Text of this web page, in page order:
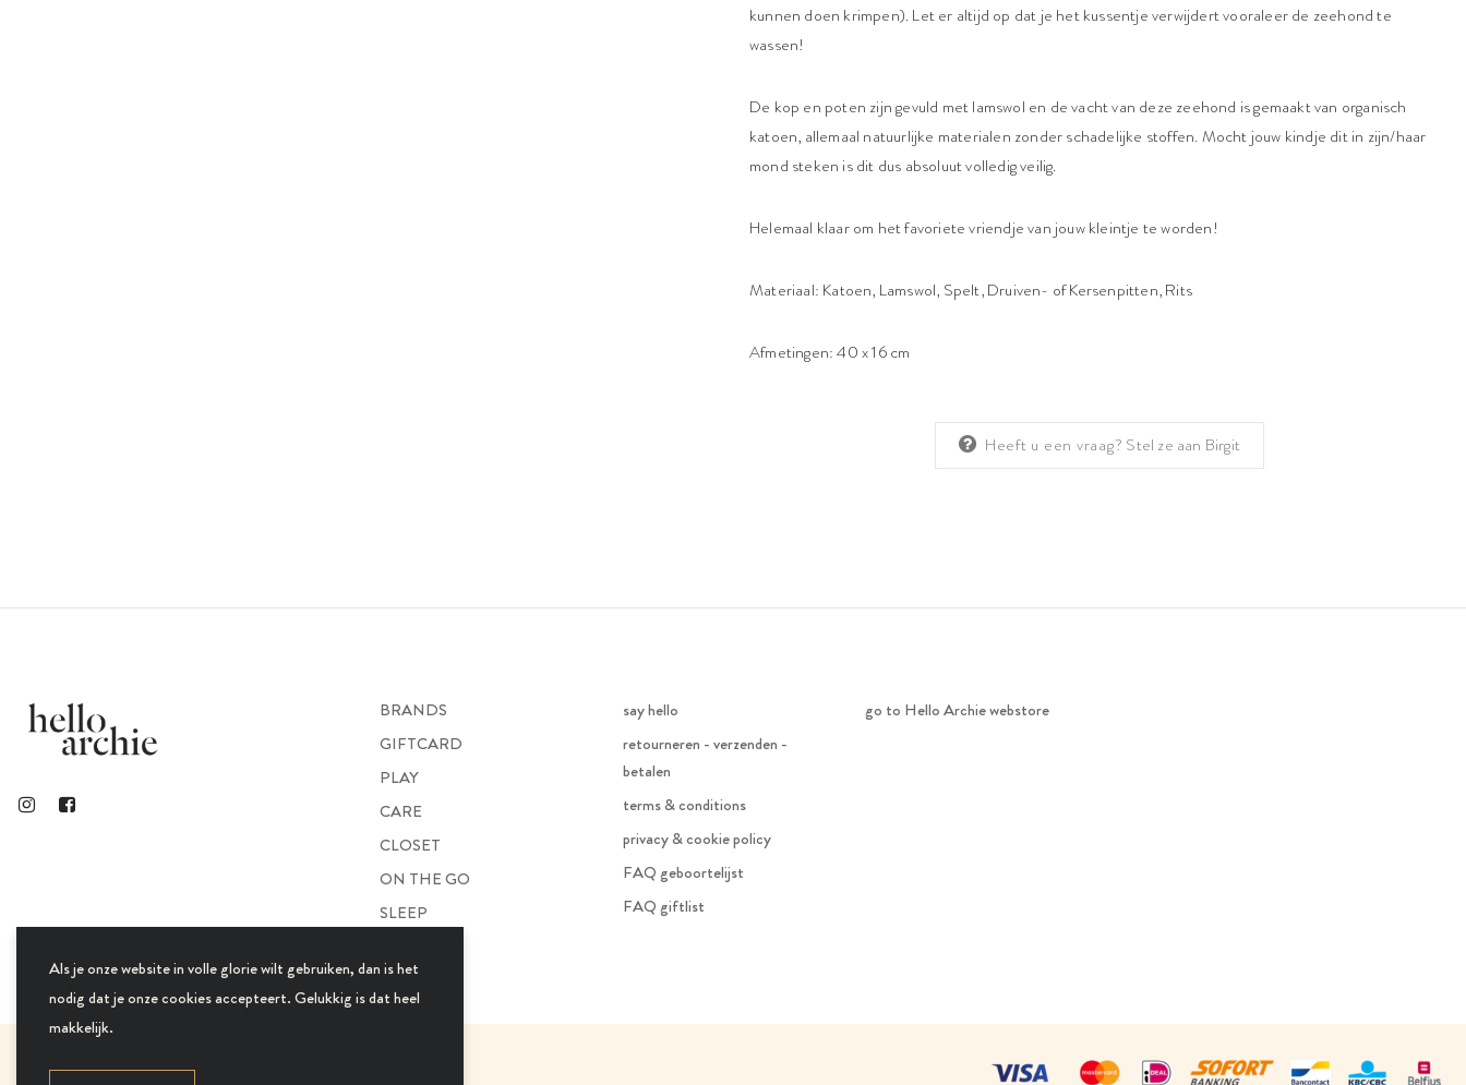
kunnen doen krimpen). Let er altijd op dat je het kussentje verwijdert vooraleer de zeehond te
wassen!
De kop en poten zijn gevuld met lamswol en de vacht van deze zeehond is gemaakt van organisch
katoen, allemaal natuurlijke materialen zonder schadelijke stoffen. Mocht jouw kindje dit in zijn/haar
mond steken is dit dus absoluut volledig veilig.
Helemaal klaar om het favoriete vriendje van jouw kleintje te worden!
Materiaal: Katoen, Lamswol, Spelt, Druiven- of Kersenpitten, Rits
Afmetingen: 40 x 16 cm
Heeft u een vraag? Stel ze aan Birgit
Als je onze website in volle glorie wilt gebruiken, dan is het
nodig dat je onze cookies accepteert. Gelukkig is dat heel
makkelijk.
BRANDS
GIFTCARD
PLAY
CARE
CLOSET
ON THE GO
SLEEP
say hello
retourneren - verzenden -
betalen
terms & conditions
privacy & cookie policy
FAQ geboortelijst
FAQ giftlist
go to Hello Archie webstore
© 2021 Hello Archie. All Rights Reserved.